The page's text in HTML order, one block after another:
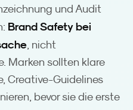
und Audit
Brand Safety bei
, nicht
Marken sollten klare
Creative-Guidelines
bevor sie die erste